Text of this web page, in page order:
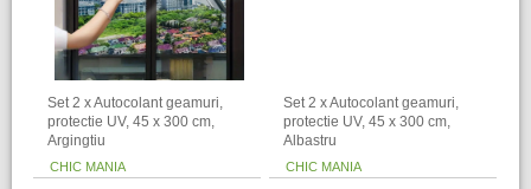
Set 2 x Autocolant geamuri,
protectie UV, 45 x 300 cm,
Argingtiu
CHIC MANIA
Set 2 x Autocolant geamuri,
protectie UV, 45 x 300 cm,
Albastru
CHIC MANIA